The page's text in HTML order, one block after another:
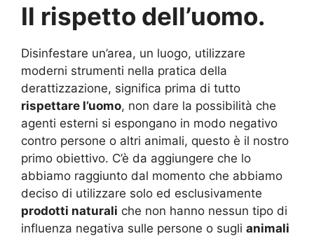
Il rispetto dell’uomo.
Disinfestare un’area, un luogo, utilizzare
moderni strumenti nella pratica della
derattizzazione, significa prima di tutto
rispettare l’uomo, non dare la possibilità che
agenti esterni si espongano in modo negativo
contro persone o altri animali, questo è il nostro
primo obiettivo. C’è da aggiungere che lo
abbiamo raggiunto dal momento che abbiamo
deciso di utilizzare solo ed esclusivamente
prodotti naturali che non hanno nessun tipo di
influenza negativa sulle persone o sugli animali